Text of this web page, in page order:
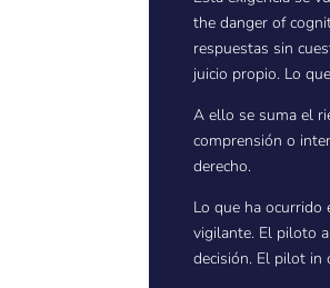
the danger of
respuestas sin
juicio propio. Lo
A ello se suma el
comprensión o
derecho.
Lo que ha
vigilante. El piloto
decisión. El pilot in